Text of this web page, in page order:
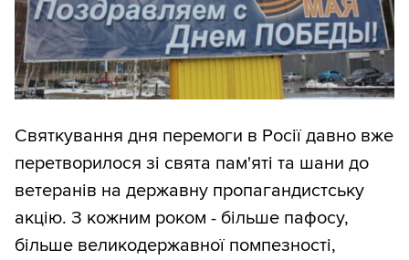
Святкування дня перемоги в Росії давно вже
перетворилося зі свята пам'яті та шани до
ветеранів на державну пропагандистську
акцію. З кожним роком - більше пафосу,
більше великодержавної помпезності,